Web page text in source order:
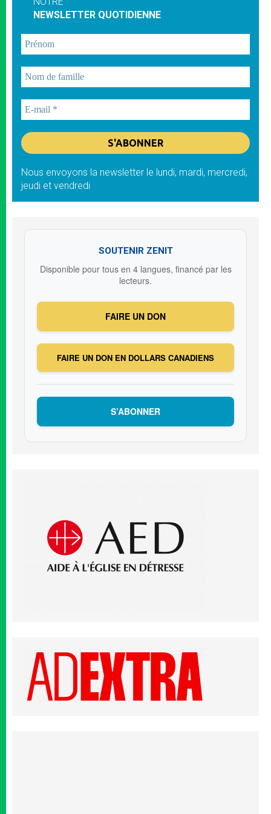
NEWSLETTER QUOTIDIENNE
Nous envoyons la newsletter le lundi, mardi, mercredi,
jeudi et vendredi
SOUTENIR ZENIT
Disponible pour tous en 4 langues, financé par les
lecteurs.
FAIRE UN DON
FAIRE UN DON EN DOLLARS CANADIENS
S’ABONNER